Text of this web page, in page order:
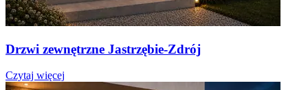
Drzwi zewnętrzne Jastrzębie-Zdrój
Czytaj więcej